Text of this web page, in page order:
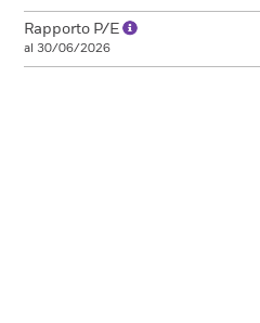
Rapporto P/E
al 30/06/2026